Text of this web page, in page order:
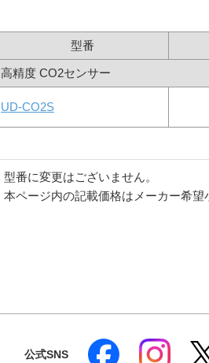
型番
高精度 CO2センサー
UD-CO2S
型番に変更はございません。
本ページ内の記載価格はメーカー希望
公式SNS